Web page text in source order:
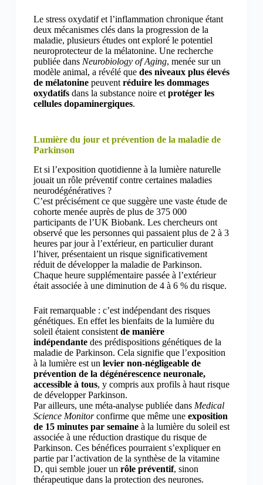
Le stress oxydatif et l’inflammation chronique étant
deux mécanismes clés dans la progression de la
maladie, plusieurs études ont exploré le potentiel
neuroprotecteur de la mélatonine. Une recherche
publiée dans Neurobiology of Aging, menée sur un
modèle animal, a révélé quedes niveaux plus élevés
de mélatoninepeuvent réduire les dommages
oxydatifsdans la substance noire et protéger les
cellules dopaminergiques.
Lumière du jour et prévention de la maladie de
Parkinson
Et si l’exposition quotidienne à la lumière naturelle
jouait un rôle préventif contre certaines maladies
neurodégénératives ?
C’est précisément ce que suggère une vaste étude de
cohorte menée auprès de plus de 375 000
participants de l’UK Biobank. Les chercheurs ont
observé que les personnes qui passaient plus de 2 à 3
heures par jour à l’extérieur, en particulier durant
l’hiver, présentaient un risque significativement
réduit de développer la maladie de Parkinson.
Chaque heure supplémentaire passée à l’extérieur
était associée à une diminution de 4 à 6 % du risque.
Fait remarquable : c’est indépendant des risques
génétiques. En effet les bienfaits de la lumière du
soleil étaient consistent de manière
indépendantedes prédispositions génétiques de la
maladie de Parkinson. Cela signifie que l’exposition
à la lumière est un levier non-négligeable de
prévention de la dégénérescence neuronale,
accessible à tous, y compris aux profils à haut risque
de développer Parkinson.
Par ailleurs, une méta-analyse publiée dans Medical
Science Monitorconfirme que même une exposition
de 15 minutes par semaineà la lumière du soleil est
associée à une réduction drastique du risque de
Parkinson. Ces bénéfices pourraient s’expliquer en
partie par l’activation de la synthèse de la vitamine
D, qui semble jouer un rôle préventif, sinon
thérapeutique dans la protection des neurones.